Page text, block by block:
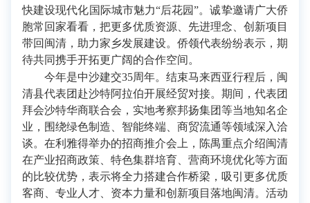
快建设现代化国际城市魅力“后花园”。诚挚邀请广大侨
胞常回家看看，把更多优质资源、先进理念、创新项目
带回闽清，助力家乡发展建设。侨领代表纷纷表示，期
待共同携手开拓更广阔的合作空间。
今年是中沙建交35周年。结束马来西亚行程后，闽
清县代表团赴沙特阿拉伯开展经贸对接。期间，代表团
拜会沙特华商联合会，实地考察邦扬集团等当地知名企
业，围绕绿色制造、智能终端、商贸流通等领域深入洽
谈。在利雅得举办的招商推介会上，陈禺重点介绍闽清
在产业招商政策、特色集群培育、营商环境优化等方面
的比较优势，表示将全力搭建合作桥梁，吸引更多优质
客商、专业人才、资本力量和创新项目落地闽清。活动